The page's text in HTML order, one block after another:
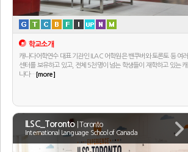
학교소개
캐나다어학연수 대표 기관인 ILAC 어학원은 밴쿠버와 토론토 등 여러
센터를 보유하고 있고, 전체 5천명이 넘는 학생들이 재학하고 있는 캐
나다… [more]
ILSC_Toronto | Toronto
International Language School of Canada